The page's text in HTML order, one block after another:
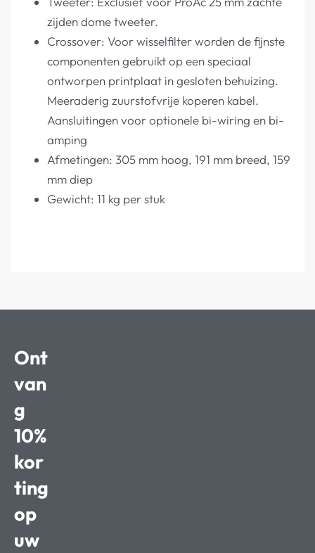
zijden dome tweeter.
Crossover: Voor wisselfilter worden de fijnste
componenten gebruikt op een speciaal
ontworpen printplaat in gesloten behuizing.
Meeraderig zuurstofvrije koperen kabel.
Aansluitingen voor optionele bi-wiring en bi-
amping
Afmetingen: 305 mm hoog, 191 mm breed, 159
mm diep
Gewicht: 11 kg per stuk
Ont
van
g
10%
kor
ting
op
uw